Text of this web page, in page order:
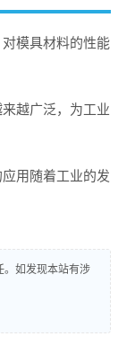
模具材料的性能
越广泛，为工业
用随着工业的发
。如发现本站有涉